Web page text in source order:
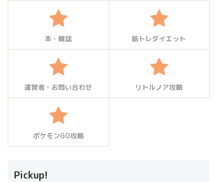
本・雑誌 筋トレダイエット
運営者・お問い合わせ リトルノア攻略
ポケモンGO攻略
Pickup!